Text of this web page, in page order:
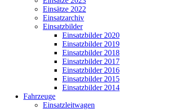
Einsätze 2022
Einsatzarchiv
Einsatzbilder
Einsatzbilder 2020
Einsatzbilder 2019
Einsatzbilder 2018
Einsatzbilder 2017
Einsatzbilder 2016
Einsatzbilder 2015
Einsatzbilder 2014
Fahrzeuge
Einsatzleitwagen